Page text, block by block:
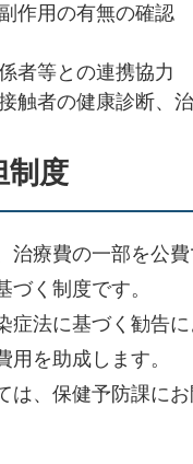
作用の有無の確認
者等との連携協力
触者の健康診断、
制度
治療費の一部を公
く制度です。
症法に基づく勧告
を助成します。
、保健予防課にお